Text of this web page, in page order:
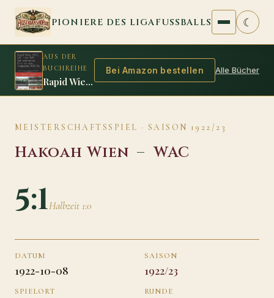
Zum Inhalt springen
PIONIERE DES LIGAFUSSBALLS ☾
AUS DER
BUCHREIHE
Rapid Wien, WAC, FAC oder WAF: Der spannende Krimi um den Meistertitel 1915/16
Bei Amazon bestellen Alle Bücher
MEISTERSCHAFTSSPIEL · SAISON 1922/23
Hakoah Wien –WAC
5:1Halbzeit 1:0
DATUM
1922-10-08
SAISON
1922/23
SPIELORT RUNDE